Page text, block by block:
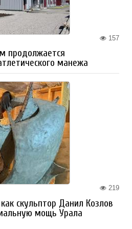
157
продолжается
манежа
219
скульптор Данил Козлов
мощь Урала